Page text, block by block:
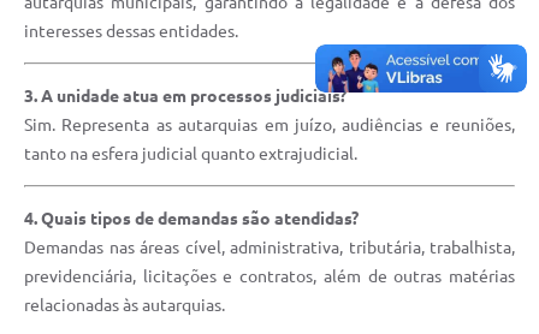
interesses dessas entidades.
3. A unidade atua em processos judiciais?
Sim. Representa as autarquias em juízo, audiências e reuniões,
tanto na esfera judicial quanto extrajudicial.
4. Quais tipos de demandas são atendidas?
Demandas nas áreas cível, administrativa, tributária, trabalhista,
previdenciária, licitações e contratos, além de outras matérias
relacionadas às autarquias.